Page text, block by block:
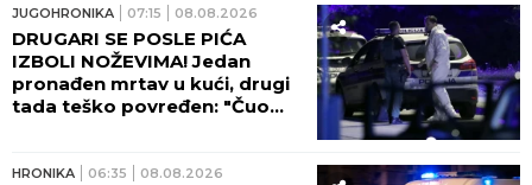
plen!
JUGOHRONIKA 07:15 08.08.2026
DRUGARI SE POSLE PIĆA
IZBOLI NOŽEVIMA! Jedan
pronađen mrtav u kući, drugi
tada teško povređen: "Čuo
HRONIKA 06:35 08.08.2026